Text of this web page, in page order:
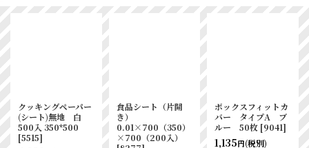
クッキングペーパー
(シート)無地 白
500入 350*500
[5515]
食品シート（片開
き）
0.01×700（350）
×700（200入）
ボックスフィットカ
バー タイプA ブ
ルー 50枚 [9041]
1,135円(税別)